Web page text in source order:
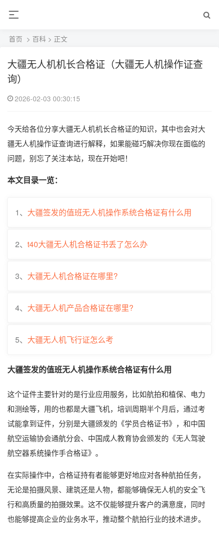
首页 > 百科 > 正文
大疆无人机机长合格证（大疆无人机操作证查
询）
2026-02-03 00:30:15
今天给各位分享大疆无人机机长合格证的知识，其中也会对大
疆无人机操作证查询进行解释，如果能碰巧解决你现在面临的
问题，别忘了关注本站，现在开始吧！
本文目录一览：
1、 大疆签发的值班无人机操作系统合格证有什么用
2、 t40大疆无人机合格证书丢了怎么办
3、 大疆无人机合格证在哪里?
4、 大疆无人机产品合格证在哪里?
5、 大疆无人机飞行证怎么考
大疆签发的值班无人机操作系统合格证有什么用
这个证件主要针对的是行业应用服务，比如航拍和植保、电力
和测绘等，用的也都是大疆飞机，培训周期半个月后，通过考
试能拿到证件，分别是大疆颁发的《学员合格证书》，和中国
航空运输协会通航分会、中国成人教育协会颁发的《无人驾驶
航空器系统操作手合格证》。
在实际操作中，合格证持有者能够更好地应对各种航拍任务，
无论是拍摄风景、建筑还是人物，都能够确保无人机的安全飞
行和高质量的拍摄效果。这不仅能够提升客户的满意度，同时
也能够提高企业的业务水平，推动整个航拍行业的技术进步。